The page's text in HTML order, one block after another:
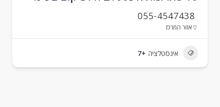
055-4547438
אזור המרכז
אינסטלציה +7